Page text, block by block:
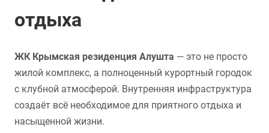
отдыха
ЖК Крымская резиденция Алушта — это не просто
жилой комплекс, а полноценный курортный городок
с клубной атмосферой. Внутренняя инфраструктура
создаёт всё необходимое для приятного отдыха и
насыщенной жизни.